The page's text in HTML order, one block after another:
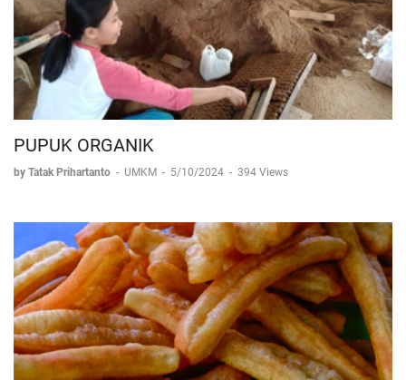
PUPUK ORGANIK
by Tatak Prihartanto - UMKM - 5/10/2024 - 394 Views